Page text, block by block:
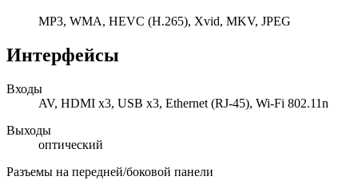
MP3, WMA, HEVC (H.265), Xvid, MKV, JPEG
Интерфейсы
Входы
AV, HDMI x3, USB x3, Ethernet (RJ-45), Wi-Fi 802.11n
Выходы
оптический
Разъемы на передней/боковой панели